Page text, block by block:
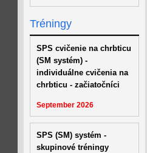
Tréningy
SPS cvičenie na chrbticu
(SM systém) -
individuálne cvičenia na
chrbticu - začiatočníci
September 2026
SPS (SM) systém -
skupinové tréningy